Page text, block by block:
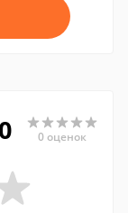
0 0 оценок